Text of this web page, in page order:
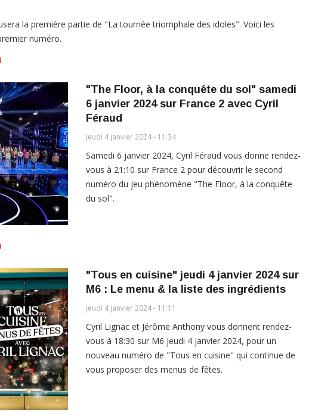
la première partie de "La tournée triomphale des idoles". Voici les
numéro.
"The Floor, à la conquête du sol" samedi
6 janvier 2024 sur France 2 avec Cyril
Féraud
jeudi 4 janvier 2024 - 11:34
Samedi 6 janvier 2024, Cyril Féraud vous donne rendez-
vous à 21:10 sur France 2 pour découvrir le second
numéro du jeu phénomène "The Floor, à la conquête
du sol".
"Tous en cuisine" jeudi 4 janvier 2024 sur
M6 : Le menu & la liste des ingrédients
jeudi 4 janvier 2024 - 11:11
Cyril Lignac et Jérôme Anthony vous donnent rendez-
vous à 18:30 sur M6 jeudi 4 janvier 2024, pour un
nouveau numéro de "Tous en cuisine" qui continue de
vous proposer des menus de fêtes.